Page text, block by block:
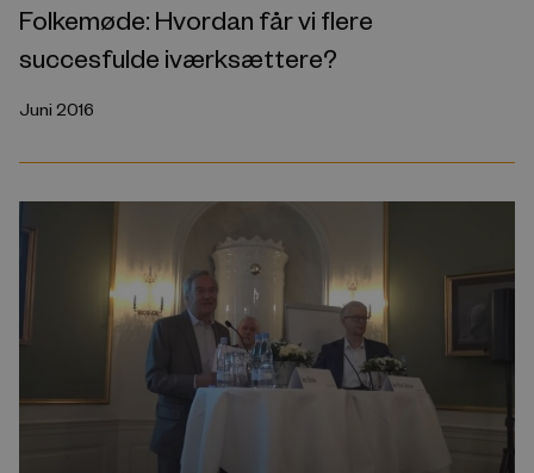
Folkemøde: Hvordan får vi flere
succesfulde iværksættere?
Juni 2016